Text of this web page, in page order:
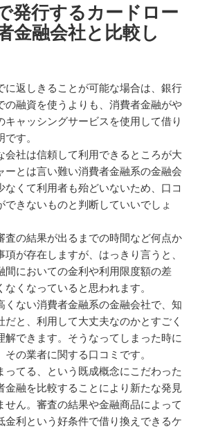
発行するカードロー
金融会社と比較し
に返しきることが可能な場合は、銀行
の融資を使うよりも、消費者金融がや
キャッシングサービスを使用して借り
す。
会社は信頼して利用できるところが大
ーとは言い難い消費者金融系の金融会
なくて利用者も殆どいないため、口コ
できないものと判断していいでしょ
査の結果が出るまでの時間など何点か
が存在しますが、はっきり言うと、
間においての金利や利用限度額の差
くなっていると思われます。
くない消費者金融系の金融会社で、知
だと、利用して大丈夫なのかとすごく
解できます。そうなってしまった時に
の業者に関する口コミです。
ってる、という既成概念にこだわった
金融を比較することにより新たな発見
せん。審査の結果や金融商品によって
金利という好条件で借り換えできるケ